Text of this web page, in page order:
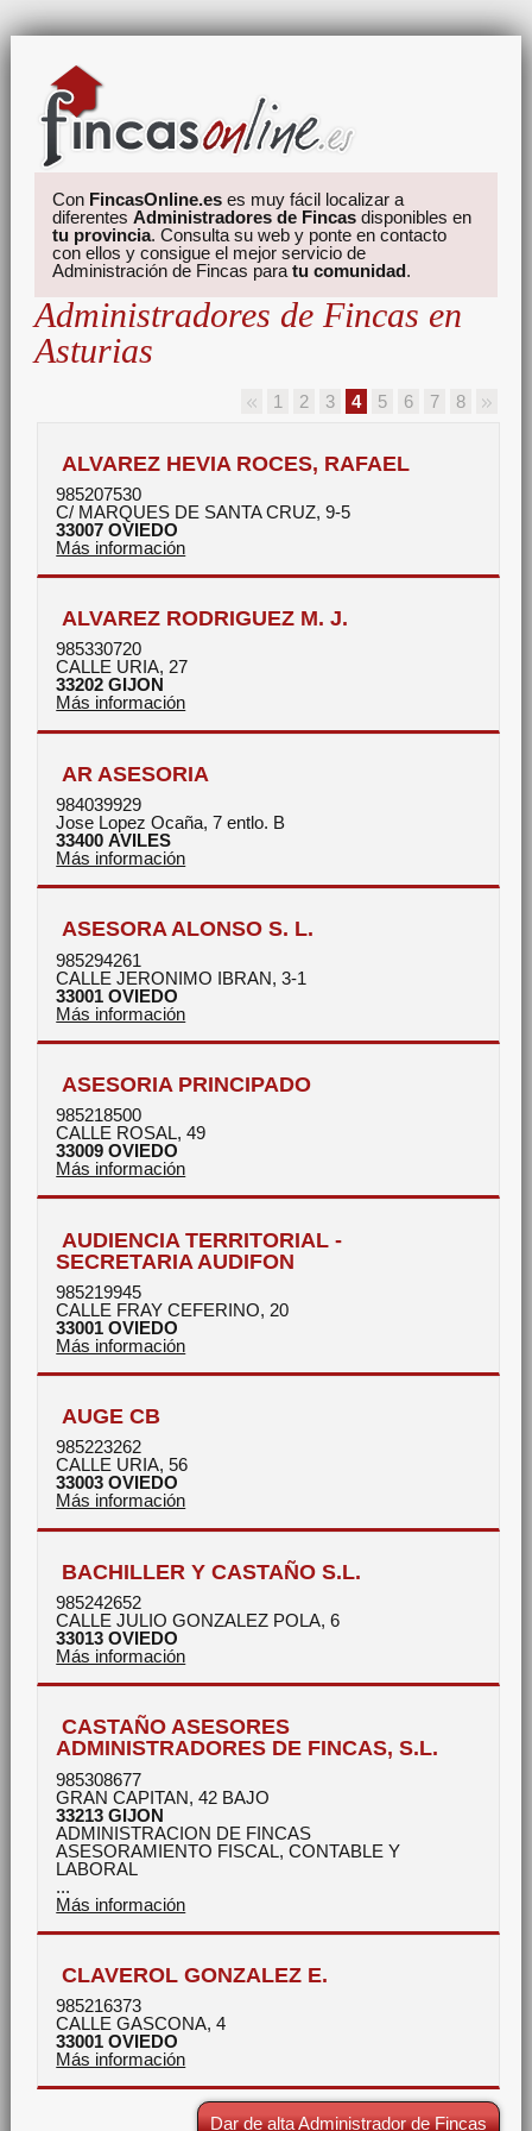
Con FincasOnline.es es muy fácil localizar a
diferentesAdministradores de Fincas disponibles en
tu provincia. Consulta su web y ponte en contacto
con ellos y consigue el mejor servicio de
Administración de Fincas paratu comunidad.
Administradores de Fincas en
Asturias
1 2 3 4 5 6 7 8
ALVAREZ HEVIA ROCES, RAFAEL
985207530
C/ MARQUES DE SANTA CRUZ, 9-5
33007 OVIEDO
Más información
ALVAREZ RODRIGUEZ M. J.
985330720
CALLE URIA, 27
33202 GIJON
Más información
AR ASESORIA
984039929
Jose Lopez Ocaña, 7 entlo. B
33400 AVILES
Más información
ASESORA ALONSO S. L.
985294261
CALLE JERONIMO IBRAN, 3-1
33001 OVIEDO
Más información
ASESORIA PRINCIPADO
985218500
CALLE ROSAL, 49
33009 OVIEDO
Más información
AUDIENCIA TERRITORIAL -
SECRETARIA AUDIFON
985219945
CALLE FRAY CEFERINO, 20
33001 OVIEDO
Más información
AUGE CB
985223262
CALLE URIA, 56
33003 OVIEDO
Más información
BACHILLER Y CASTAÑO S.L.
985242652
CALLE JULIO GONZALEZ POLA, 6
33013 OVIEDO
Más información
CASTAÑO ASESORES
ADMINISTRADORES DE FINCAS, S.L.
985308677
GRAN CAPITAN, 42 BAJO
33213 GIJON
ADMINISTRACION DE FINCAS
ASESORAMIENTO FISCAL, CONTABLE Y
LABORAL
...
Más información
CLAVEROL GONZALEZ E.
985216373
CALLE GASCONA, 4
33001 OVIEDO
Más información
Dar de alta Administrador de Fincas